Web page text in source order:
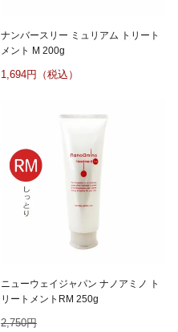
ナンバースリー ミュリアム トリート
メント M 200g
1,694
ニューウェイジャパン ナノアミノ ト
リートメントRM 250g
2,750